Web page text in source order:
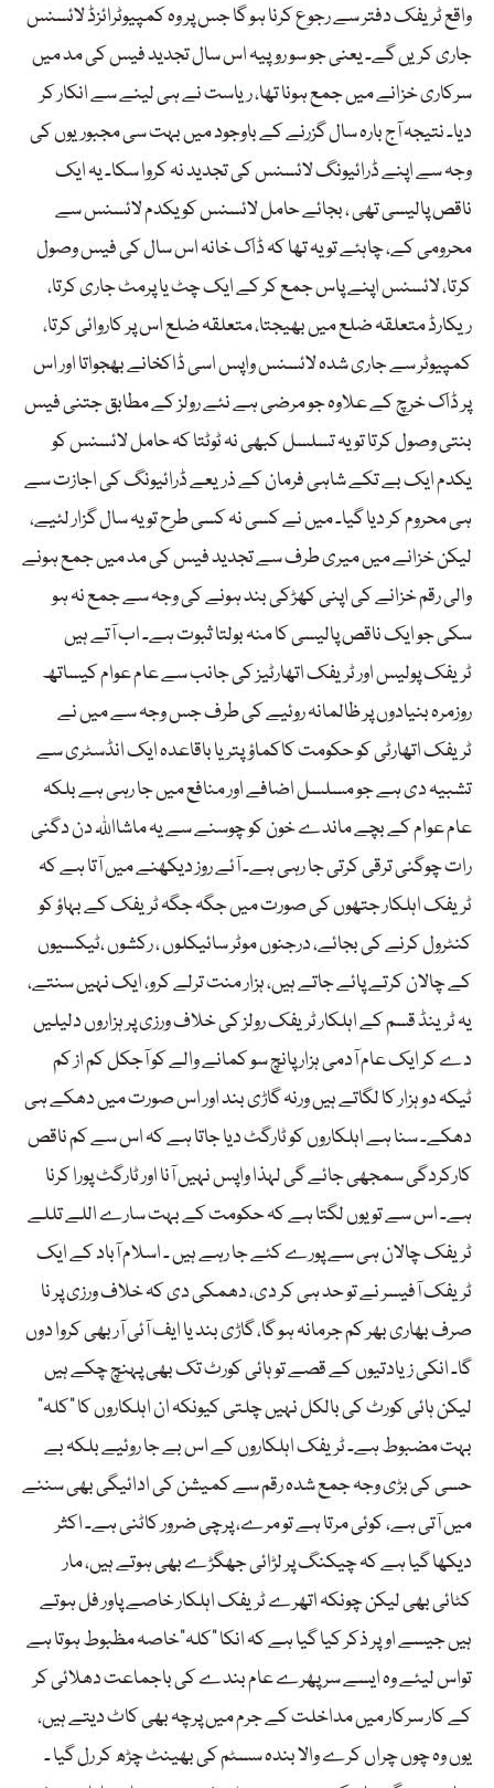
واقع ٹریفک دفتر سے رجوع کرنا ہو گا جس پر وہ کمپیوٹرائزڈ لائسنس
جاری کریں گے۔ یعنی جو سو روپیہ اس سال تجدید فیس کی مد میں
سرکاری خزانے میں جمع ہونا تھا، ریاست نے ہی لینے سے انکار کر
دیا۔ نتیجہ آج بارہ سال گزرنے کے باوجود میں بہت سی مجبوریوں کی
وجہ سے اپنے ڈرائیونگ لائسنس کی تجدید نہ کروا سکا۔ یہ ایک
ناقص پالیسی تھی ، بجائے حامل لائسنس کو یکدم لائسنس سے
محرومی کے، چاہئے تو یہ تھا کہ ڈاک خانہ اس سال کی فیس وصول
کرتا، لائسنس اپنے پاس جمع کر کے ایک چٹ یا پرمٹ جاری کرتا،
ریکارڈ متعلقہ ضلع میں بھیجتا، متعلقہ ضلع اس پر کاروائی کرتا،
کمپیوٹر سے جاری شدہ لائسنس واپس اسی ڈاکخانے بھجواتا اور اس
پر ڈاک خرچ کے علاوہ جو مرضی ہے نئے رولز کے مطابق جتنی فیس
بنتی وصول کرتا تو یہ تسلسل کبھی نہ ٹوٹتا کہ حامل لائسنس کو
یکدم ایک بے تکے شاہی فرمان کے ذریعے ڈرائیونگ کی اجازت سے
ہی محروم کر دیا گیا۔ میں نے کسی نہ کسی طرح تو یہ سال گزار لئیے،
لیکن خزانے میں میری طرف سے تجدید فیس کی مد میں جمع ہونے
والی رقم خزانے کی اپنی کھڑکی بند ہونے کی وجہ سے جمع نہ ہو
سکی جو ایک ناقص پالیسی کا منہ بولتا ثبوت ہے۔ اب آتے ہیں
ٹریفک پولیس اور ٹریفک اتھارٹیز کی جانب سے عام عوام کیساتھ
روزمرہ بنیادوں پر ظالمانہ روئیے کی طرف جس وجہ سے میں نے
ٹریفک اتھارٹی کو حکومت کاکماؤپتر یا باقاعدہ ایک انڈسٹری سے
تشبیہ دی ہے جو مسلسل اضافے اور منافع میں جا رہی ہے بلکہ
عام عوام کے بچے ماندے خون کو چوسنے سے یہ ماشااللہ دن دگنی
رات چوگنی ترقی کرتی جا رہی ہے۔ آئے روز دیکھنے میں آتا ہے کہ
ٹریفک اہلکار جتھوں کی صورت میں جگہ جگہ ٹریفک کے بہاؤ کو
کنٹرول کرنے کی بجائے، درجنوں موٹر سائیکلوں ، رکشوں ،ٹیکسیوں
کے چالان کرتے پائے جاتے ہیں، ہزار منت ترلے کرو، ایک نہیں سنتے،
یہ ٹرینڈ قسم کے اہلکار ٹریفک رولز کی خلاف ورزی پر ہزاروں دلیلیں
دے کر ایک عام آدمی ہزار پانچ سو کمانے والے کو آجکل کم از کم
ٹیکہ دو ہزار کا لگاتے ہیں ورنہ گاڑی بند اور اس صورت میں دھکے ہی
دھکے۔ سنا ہے اہلکاروں کو ٹارگٹ دیا جاتا ہے کہ اس سے کم ناقص
کارکردگی سمجھی جائے گی لہذا واپس نہیں آنا اور ٹارگٹ پورا کرنا
ہے۔ اس سے تو یوں لگتا ہے کہ حکومت کے بہت سارے اللے تللے
ٹریفک چالان ہی سے پورے کئے جا رہے ہیں ۔ اسلام آباد کے ایک
ٹریفک آفیسر نے تو حد ہی کر دی، دھمکی دی کہ خلاف ورزی پر نا
صرف بھاری بھر کم جرمانہ ہو گا، گاڑی بند یا ایف آئی آر بھی کروا دوں
گا۔ انکی زیادتیوں کے قصے تو ہائی کورٹ تک بھی پہنچ چکے ہیں
لیکن ہائی کورٹ کی بالکل نہیں چلتی کیونکہ ان اہلکاروں کا ”کلہ”
بہت مضبوط ہے۔ ٹریفک اہلکاروں کے اس بے جا روئیے بلکہ بے
حسی کی بڑی وجہ جمع شدہ رقم سے کمیشن کی ادائیگی بھی سننے
میں آتی ہے، کوئی مرتا ہے تو مرے، پرچی ضرور کاٹنی ہے۔ اکثر
دیکھا گیا ہے کہ چیکنگ پر لڑائی جھگڑے بھی ہوتے ہیں، مار
کٹائی بھی لیکن چونکہ اتھرے ٹریفک اہلکار خاصے پاور فل ہوتے
ہیں جیسے اوپر ذکر کیا گیا ہے کہ انکا ”کلہ”خاصہ مظبوط ہوتا ہے
تواس لیئے وہ ایسے سر پھرے عام بندے کی باجماعت دھلائی کر
کے کار سرکار میں مداخلت کے جرم میں پرچہ بھی کاٹ دیتے ہیں،
یوں وہ چوں چراں کرے والا بندہ سسٹم کی بھینٹ چڑھ کر رل گیا ۔